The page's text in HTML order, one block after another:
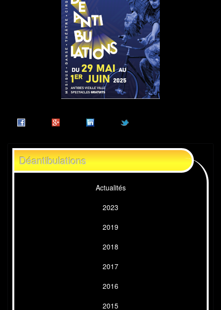
Déantibulations
Actualités
2023
2019
2018
2017
2016
2015